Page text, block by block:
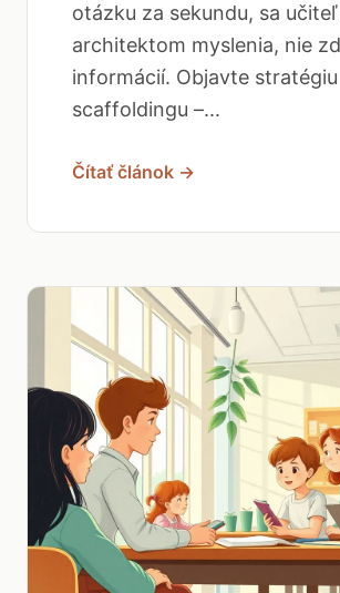
otázku za sekundu, sa
architektom myslenia, nie
informácií. Objavte stratégiu
scaffoldingu –...
Čítať článok →